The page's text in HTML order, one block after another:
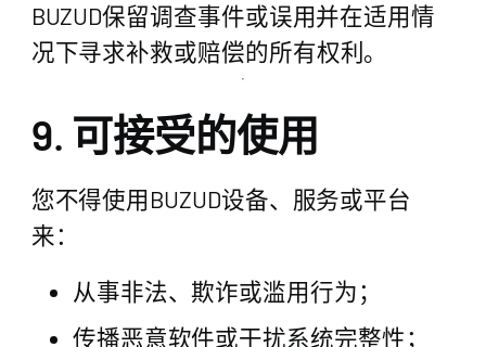
BUZUD保留调查事件或误用并在适用情
况下寻求补救或赔偿的所有权利。
9. 可接受的使用
您不得使用BUZUD设备、服务或平台
来：
从事非法、欺诈或滥用行为；
传播恶意软件或干扰系统完整性；